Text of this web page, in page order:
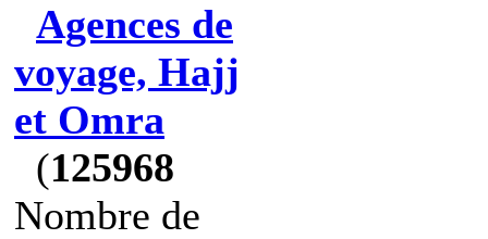
Agences de
voyage, Hajj
et Omra
(125968
Nombre de